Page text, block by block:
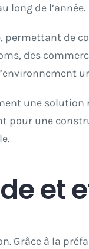
long de l’année.
de
des
une solution
pour une
et
Grâce à la